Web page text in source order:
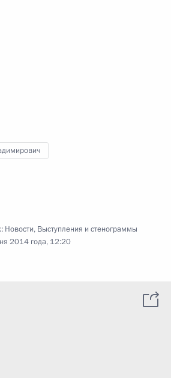
Новости, Выступления и стенограммы
2014 года, 12:20